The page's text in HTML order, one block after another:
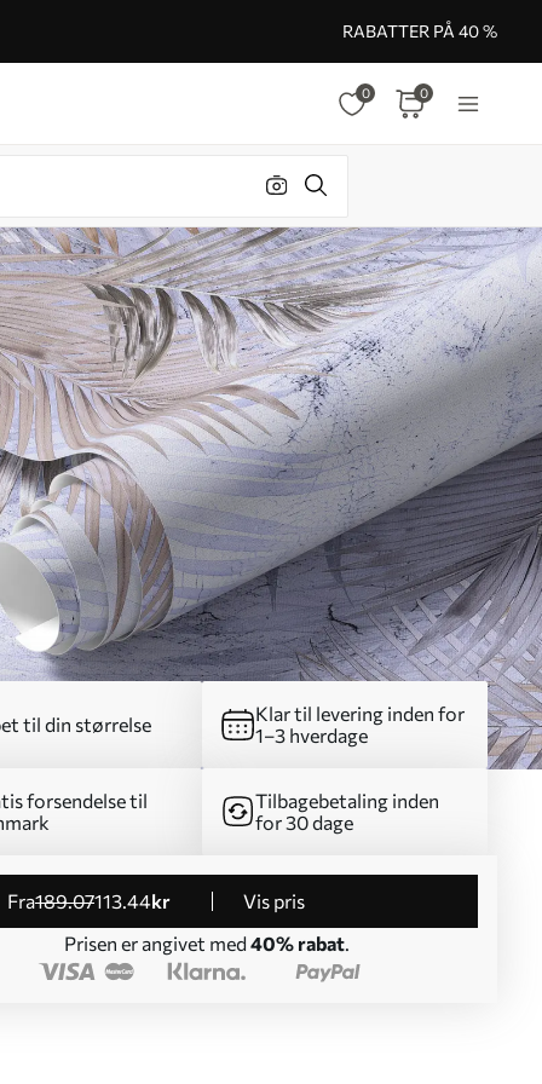
RABATTER PÅ 40 %
0 0
til din størrelse
Klar til levering inden for
1–3 hverdage
forsendelse til
Tilbagebetaling inden
for 30 dage
fra189.07113.44kr
Vis pris
Prisen er angivet med 40% rabat.